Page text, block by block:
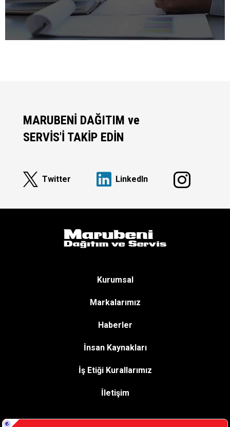
MARUBENİ DAĞITIM ve
SERVİS'İ TAKİP EDİN
Twitter Linkedln
Kurumsal
Markalarımız
Haberler
İnsan Kaynakları
İş Etiği Kurallarımız
İletişim